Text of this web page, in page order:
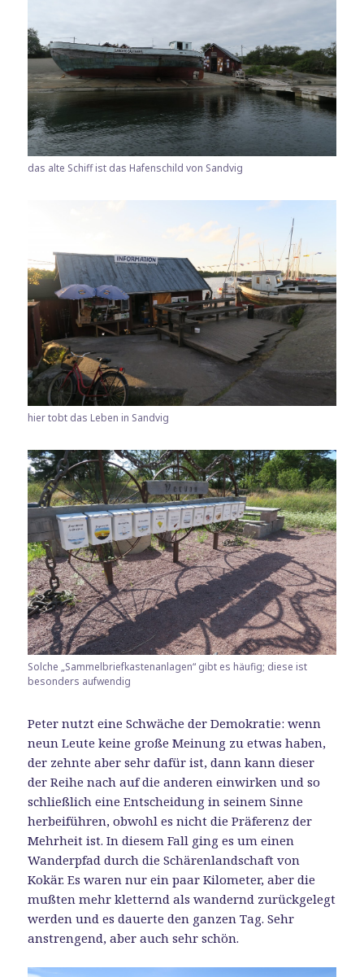
das alte Schiff ist das Hafenschild von Sandvig
hier tobt das Leben in Sandvig
Solche „Sammelbriefkastenanlagen“ gibt es häufig; diese ist
besonders aufwendig
Peter nutzt eine Schwäche der Demokratie: wenn
neun Leute keine große Meinung zu etwas haben,
der zehnte aber sehr dafür ist, dann kann dieser
der Reihe nach auf die anderen einwirken und so
schließlich eine Entscheidung in seinem Sinne
herbeiführen, obwohl es nicht die Präferenz der
Mehrheit ist. In diesem Fall ging es um einen
Wanderpfad durch die Schärenlandschaft von
Kokär. Es waren nur ein paar Kilometer, aber die
mußten mehr kletternd als wandernd zurückgelegt
werden und es dauerte den ganzen Tag. Sehr
anstrengend, aber auch sehr schön.